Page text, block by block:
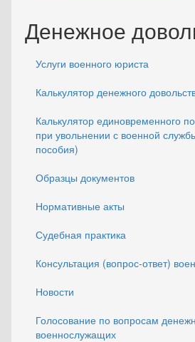
Денежное
Услуги военного юриста
Калькулятор денежного
Калькулятор единовременного
при увольнении с военной
пособия)
Образцы документов
Нормативные акты
Судебная практика
Консультация (вопрос-ответ)
Новости
Голосование по вопросам
военнослужащих